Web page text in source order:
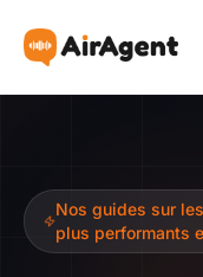
Recommander
Nos guides sur
plus performants